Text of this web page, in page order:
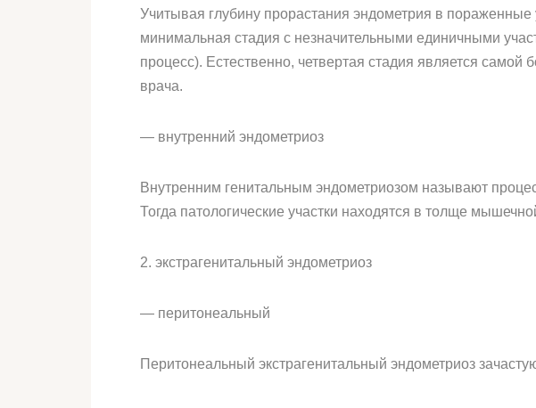
Учитывая глубину прорастания эндометрия в пораженные
минимальная стадия с незначительными единичными
процесс). Естественно, четвертая стадия является
врача.
— внутренний эндометриоз
Внутренним генитальным эндометриозом называют
Тогда патологические участки находятся в толще
2. экстрагенитальный эндометриоз
— перитонеальный
Перитонеальный экстрагенитальный эндометриоз